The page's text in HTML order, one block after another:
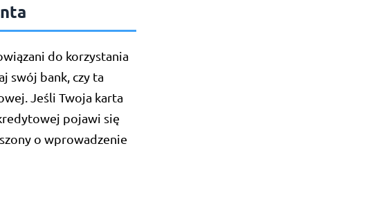
do korzystania
swój bank, czy ta
Jeśli Twoja karta
pojawi się
o wprowadzenie